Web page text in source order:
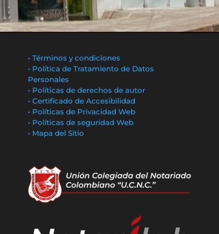
• Términos y condiciones
• Política de Tratamiento de Datos
Personales
• Políticas de derechos de autor
• Certificado de Accesibilidad
• Políticas de Privacidad Web
• Políticas de seguridad Web
• Mapa del Sitio